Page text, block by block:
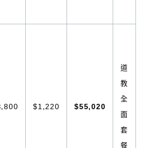
$1,220 $55,020
道
教
全
面
套
餐